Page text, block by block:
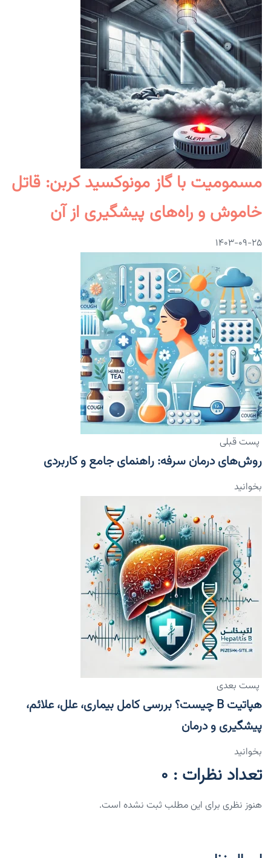
مسمومیت با گاز مونوکسید کربن: قاتل
خاموش و راه‌های پیشگیری از آن
۱۴۰۳-۰۹-۲۵
پست قبلی
روش‌های درمان سرفه: راهنمای جامع و کاربردی
بخوانید
پست بعدی
هپاتیت B چیست؟ بررسی کامل بیماری، علل، علائم،
پیشگیری و درمان
بخوانید
تعداد نظرات : 0
هنوز نظری برای این مطلب ثبت نشده است.